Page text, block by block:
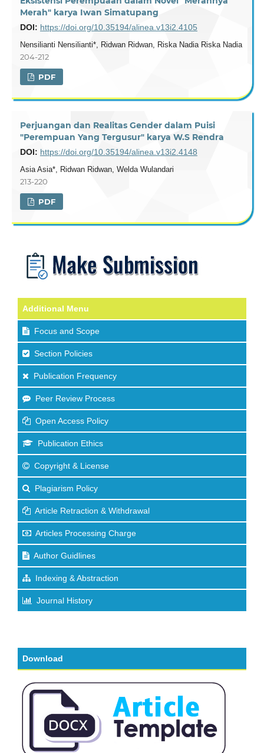
Merah" karya Iwan Simatupang
DOI: https://doi.org/10.35194/alinea.v13i2.4105
Nensilianti Nensilianti*, Ridwan Ridwan, Riska Nadia Riska Nadia
204-212
PDF
Perjuangan dan Realitas Gender dalam Puisi
"Perempuan Yang Tergusur" karya W.S Rendra
DOI: https://doi.org/10.35194/alinea.v13i2.4148
Asia Asia*, Ridwan Ridwan, Welda Wulandari
213-220
PDF
Additional Menu
Focus and Scope
Section Policies
Publication Frequency
Peer Review Process
Open Access Policy
Publication Ethics
Copyright & License
Plagiarism Policy
Article Retraction & Withdrawal
Articles Processing Charge
Author Guidlines
Indexing & Abstraction
Journal History
Download